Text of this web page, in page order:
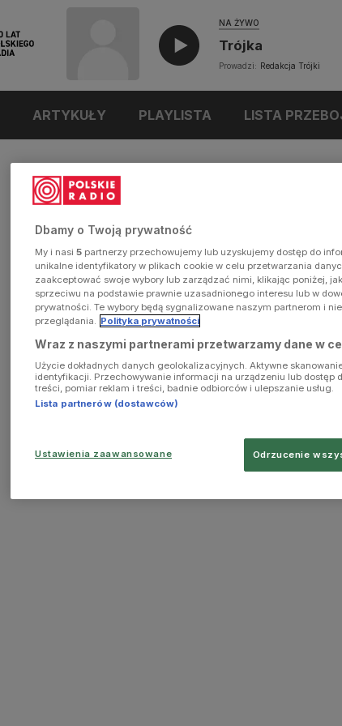
NA ŻYWO
Trójka
Prowadzi: Redakcja Trójki
ARTYKUŁY PLAYLISTA LISTA
Dbamy o Twoją prywatność
My i nasi 5 partnerzy przechowujemy lub uzyskujemy dostęp do
unikalne identyfikatory w plikach cookie w celu przetwarzania
zaakceptować swoje wybory lub zarządzać nimi, klikając poniżej,
sprzeciwu na podstawie prawnie uzasadnionego interesu lub w
prywatności. Te wybory będą sygnalizowane naszym partnerom i nie
przeglądania. Polityka prywatności
Wraz z naszymi partnerami przetwarzamy dane w
Użycie dokładnych danych geolokalizacyjnych. Aktywne
identyfikacji. Przechowywanie informacji na urządzeniu lub dostęp
treści, pomiar reklam i treści, badnie odbiorców i ulepszanie usług.
Lista partnerów (dostawców)
Ustawienia zaawansowane Odrzucenie